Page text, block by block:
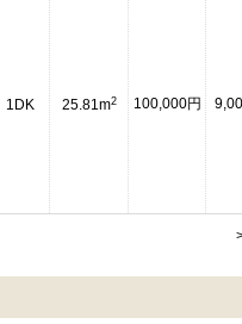
1DK 25.81m2 100,000円